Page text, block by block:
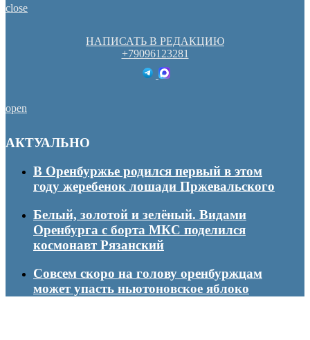
close
НАПИСАТЬ В РЕДАКЦИЮ
+79096123281
open
АКТУАЛЬНО
В Оренбуржье родился первый в этом
году жеребенок лошади Пржевальского
Белый, золотой и зелёный. Видами
Оренбурга с борта МКС поделился
космонавт Рязанский
Совсем скоро на голову оренбуржцам
может упасть ньютоновское яблоко